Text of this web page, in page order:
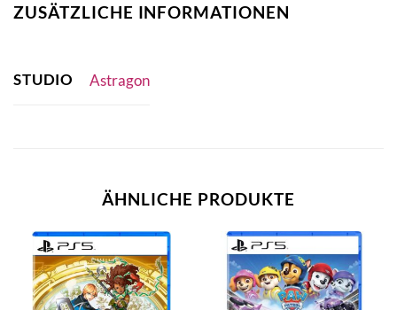
ZUSÄTZLICHE INFORMATIONEN
STUDIO Astragon
ÄHNLICHE PRODUKTE